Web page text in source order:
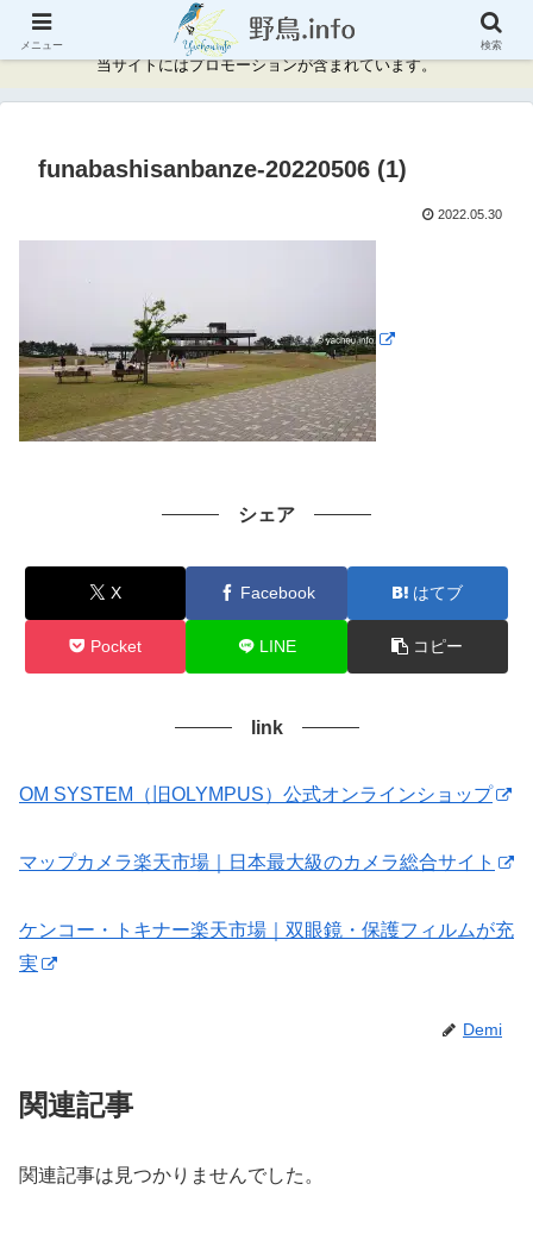
神奈川県周辺の野鳥情報と記録
当サイトにはプロモーションが含まれています。
funabashisanbanze-20220506 (1)
2022.05.30
シェア
X Facebook はてブ
Pocket LINE コピー
link
OM SYSTEM（旧OLYMPUS）公式オンラインショップ
マップカメラ楽天市場｜日本最大級のカメラ総合サイト
ケンコー・トキナー楽天市場｜双眼鏡・保護フィルムが充
実
Demi
関連記事
関連記事は見つかりませんでした。
メニュー 検索